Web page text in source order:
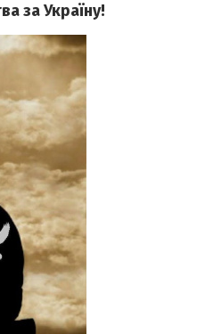
за Україну!